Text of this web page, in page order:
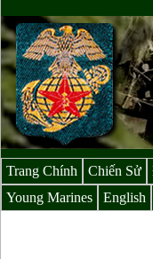
Trang Chính Chiến Sử
Young Marines
English